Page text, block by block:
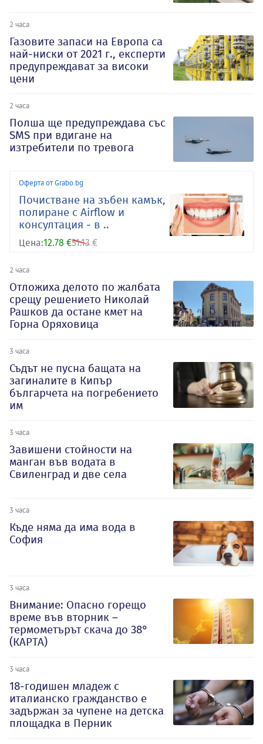
2 часа
Газовите запаси на Европа са
най-ниски от 2021 г., експерти
предупреждават за високи
цени
2 часа
Полша ще предупреждава със
SMS при вдигане на
изтребители по тревога
Оферта от Grabo.bg
Почистване на зъбен камък,
полиране с Airflow и
консултация - в ..
Цена:12.78 €51.13 €
2 часа
Отложиха делото по жалбата
срещу решението Николай
Рашков да остане кмет на
Горна Оряховица
3 часа
Съдът не пусна бащата на
загиналите в Кипър
българчета на погребението
им
3 часа
Завишени стойности на
манган във водата в
Свиленград и две села
3 часа
Къде няма да има вода в
София
3 часа
Внимание: Опасно горещо
време във вторник –
термометърът скача до 38°
(КАРТА)
3 часа
18-годишен младеж с
италианско гражданство е
задържан за чупене на детска
площадка в Перник